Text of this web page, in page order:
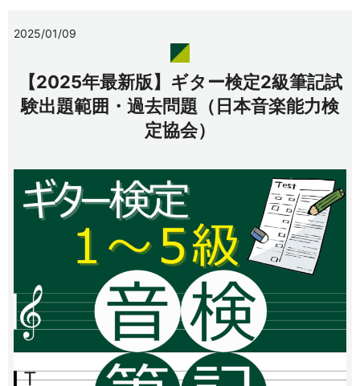
2025/01/09
【2025年最新版】ギター検定2級筆記試
験出題範囲・過去問題（日本音楽能力検
定協会）